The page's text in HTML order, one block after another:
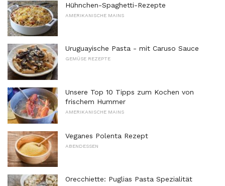
Hühnchen-Spaghetti-Rezepte
AMERIKANISCHE MAINS
Uruguayische Pasta - mit Caruso Sauce
GEMÜSE REZEPTE
Unsere Top 10 Tipps zum Kochen von
frischem Hummer
AMERIKANISCHE MAINS
Veganes Polenta Rezept
ABENDESSEN
Orecchiette: Puglias Pasta Spezialität